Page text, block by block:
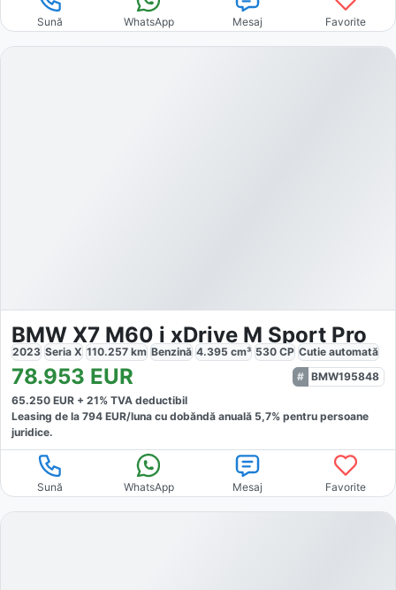
Sună WhatsApp Mesaj Favorite
BMW X7 M60 i xDrive M Sport Pro
2023 Seria X 110.257 km Benzină 4.395 cm³ 530 CP Cutie automată
78.953 EUR
BMW195848
65.250 EUR + 21% TVA deductibil
Leasing de la 794 EUR/luna cu dobăndă anuală 5,7% pentru persoane
juridice.
Sună WhatsApp Mesaj Favorite